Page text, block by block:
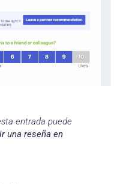
entrada puede
una reseña en